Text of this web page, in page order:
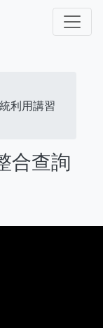
利用講習
合查詢